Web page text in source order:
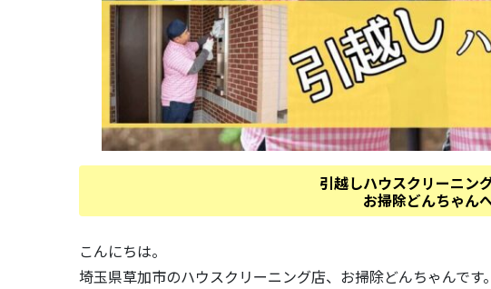
引越しハウスクリーニング
お掃除どんちゃん
こんにちは。
埼玉県草加市のハウスクリーニング店、お掃除どんちゃんです。